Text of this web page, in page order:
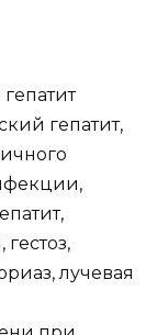
гепатит,
лучевая